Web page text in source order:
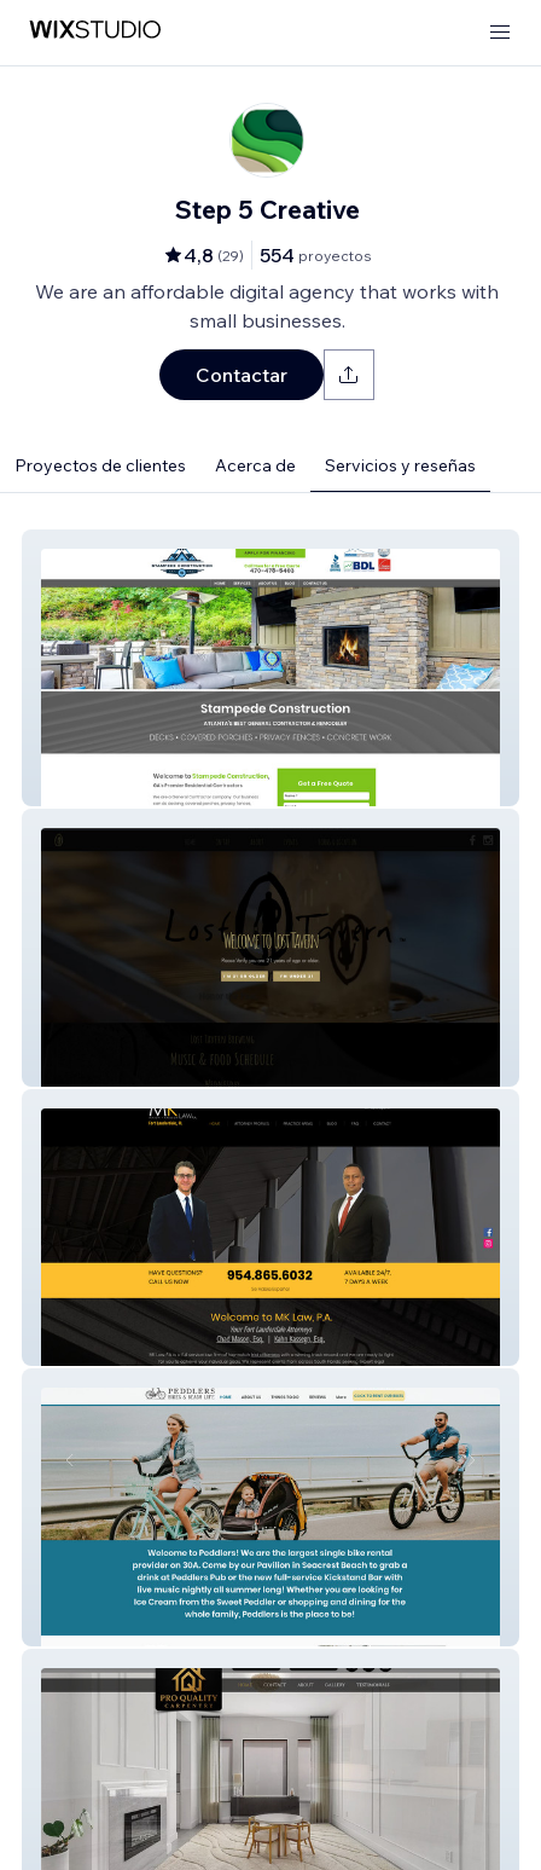
Step 5 Creative
4,8 (29) 554 proyectos
We are an affordable digital agency that works with
small businesses.
Contactar
Proyectos de clientes Acerca de Servicios y reseñas
losttavernbrewingry
MK Lawyers